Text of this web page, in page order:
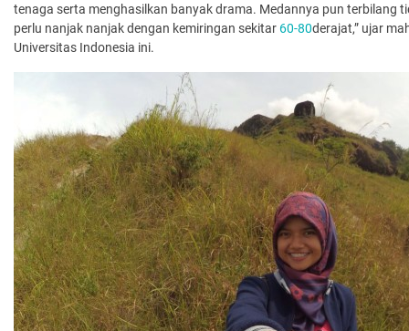
tenaga serta menghasilkan banyak drama. Medannya pun terbilang
perlu nanjak nanjak dengan kemiringan sekitar 60-80derajat,” ujar
Universitas Indonesia ini.